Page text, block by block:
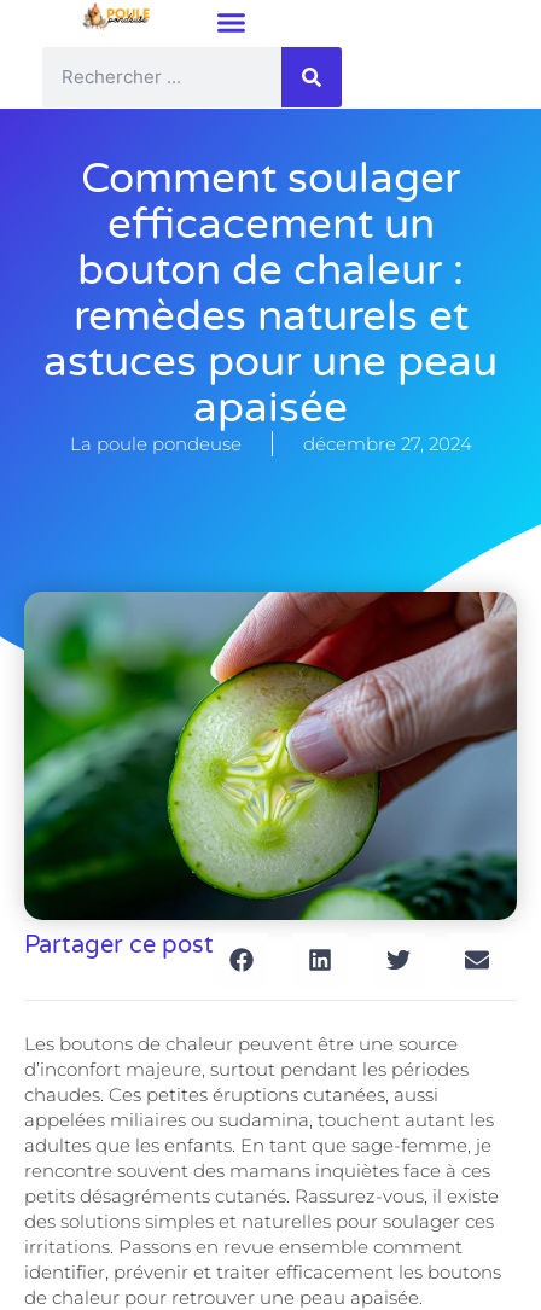
Comment soulager
efficacement un
bouton de chaleur :
remèdes naturels et
astuces pour une peau
apaisée
La poule pondeuse décembre 27, 2024
Partager ce post
Les boutons de chaleur peuvent être une source
d’inconfort majeure, surtout pendant les périodes
chaudes. Ces petites éruptions cutanées, aussi
appelées miliaires ou sudamina, touchent autant les
adultes que les enfants. En tant que sage-femme, je
rencontre souvent des mamans inquiètes face à ces
petits désagréments cutanés. Rassurez-vous, il existe
des solutions simples et naturelles pour soulager ces
irritations. Passons en revue ensemble comment
identifier, prévenir et traiter efficacement les boutons
de chaleur pour retrouver une peau apaisée.